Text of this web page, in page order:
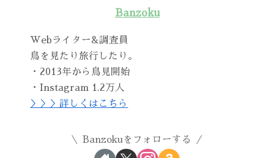
Banzoku
Webライター&調査員
鳥を見たり旅行したり。
・2013年から鳥見開始
・Instagram 1.2万人
＞＞＞詳しくはこちら
Banzokuをフォローする